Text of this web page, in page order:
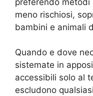
meno rischiosi,
bambini e animali
Quando e dove
sistemate in
accessibili solo al
escludono